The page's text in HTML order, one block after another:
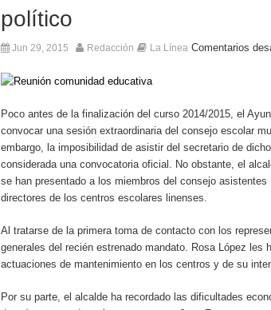
político
Jun 29, 2015 Redacción La Línea Comentarios
Poco antes de la finalización del curso 2014/2015, el
convocar una sesión extraordinaria del consejo escolar
embargo, la imposibilidad de asistir del secretario de
considerada una convocatoria oficial. No obstante, el
se han presentado a los miembros del consejo
directores de los centros escolares linenses.
Al tratarse de la primera toma de contacto con los
generales del recién estrenado mandato. Rosa López les
actuaciones de mantenimiento en los centros y de su
Por su parte, el alcalde ha recordado las dificultades